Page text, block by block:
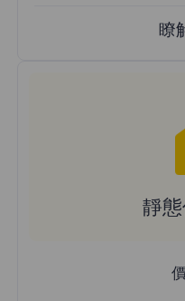
瞭
靜